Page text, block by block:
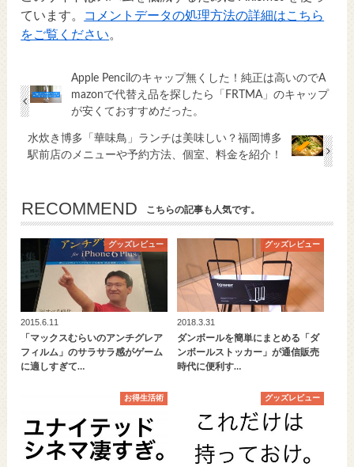
ています。
コメントデータの処理方法の詳細はこちら
をご覧ください。
Apple Pencilのキャップ無くした！純正は高いのでA
mazonで代替え品を探したら「FRTMA」のキャップ
が安くておすすめだった。
水炊き博多「華味鳥」ランチは美味しい？福岡博多
駅前店のメニューや予約方法、個室、料金を紹介！
RECOMMEND こちらの記事も人気です。
グッズレビュー
2015.6.11
「マックスむらいのアンチグレア
フィルム」のサラサラ感がゲーム
に適しすぎて…
グッズレビュー
2018.3.31
ダンボールを簡単にまとめる「ダ
ンボールストッカー」が通信販売
時代に便利す…
お得生活術 グッズレビュー